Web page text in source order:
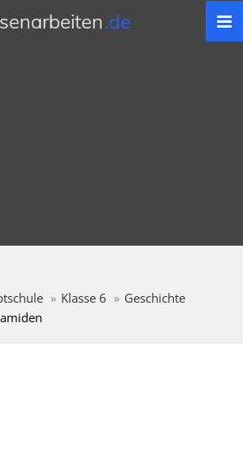
.de
Klasse 6
Geschichte